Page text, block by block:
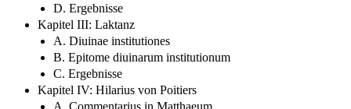
D. Ergebnisse
Kapitel III: Laktanz
A. Diuinae institutiones
B. Epitome diuinarum institutionum
C. Ergebnisse
Kapitel IV: Hilarius von Poitiers
A. Commentarius in Matthaeum